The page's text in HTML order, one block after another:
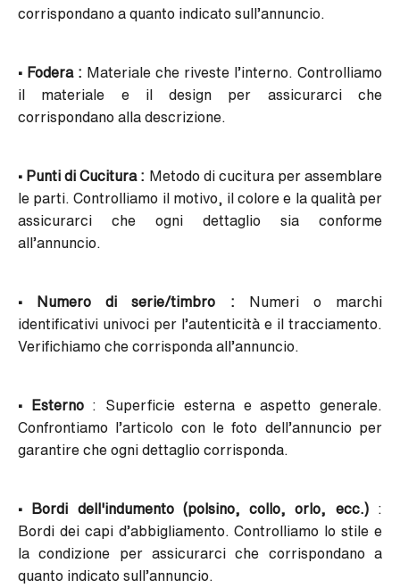
corrispondano a quanto indicato sull’annuncio.
• Fodera : Materiale che riveste l’interno. Controlliamo
il materiale e il design per assicurarci che
corrispondano alla descrizione.
• Punti di Cucitura : Metodo di cucitura per assemblare
le parti. Controlliamo il motivo, il colore e la qualità per
assicurarci che ogni dettaglio sia conforme
all’annuncio.
• Numero di serie/timbro : Numeri o marchi
identificativi univoci per l’autenticità e il tracciamento.
Verifichiamo che corrisponda all’annuncio.
• Esterno: Superficie esterna e aspetto generale.
Confrontiamo l’articolo con le foto dell’annuncio per
garantire che ogni dettaglio corrisponda.
• Bordi dell'indumento (polsino, collo, orlo, ecc.):
Bordi dei capi d’abbigliamento. Controlliamo lo stile e
la condizione per assicurarci che corrispondano a
quanto indicato sull’annuncio.